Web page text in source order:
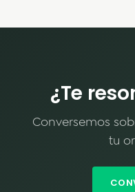
¿Te
Conversemos
tu